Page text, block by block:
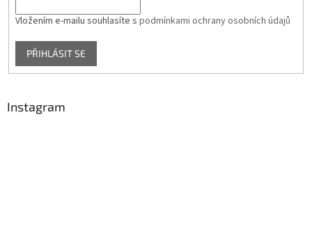
Vložením e-mailu souhlasíte s podmínkami ochrany osobních údajů
PŘIHLÁSIT SE
Instagram